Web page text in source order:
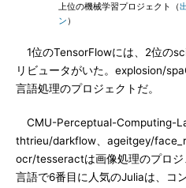
上位の機械学習プロジェクト（
ン）
1位のTensorFlowには、2位の
リビュータがいた。explosion/
言語処理のプロジェクトだ。
CMU-Perceptual-Computing-
thtrieu/darkflow、ageitgey/
ocr/tesseractは画像処理のプロ
言語で6番目に人気のJuliaは、コ